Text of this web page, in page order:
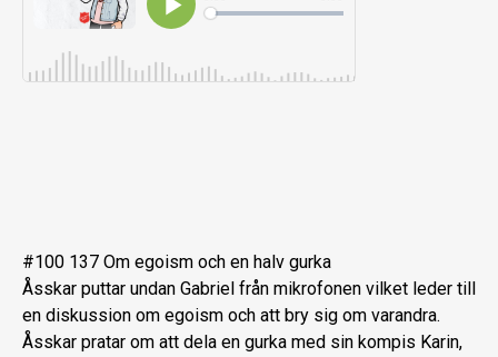
#100 137 Om egoism och en halv gurka
Åsskar puttar undan Gabriel från mikrofonen vilket leder till
en diskussion om egoism och att bry sig om varandra.
Åsskar pratar om att dela en gurka med sin kompis Karin,